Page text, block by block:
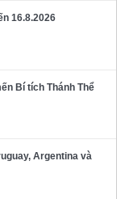
16.8.2026
Bí tích Thánh Thể
Argentina và